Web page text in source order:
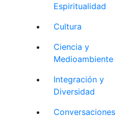
Espiritualidad
Cultura
Ciencia y
Medioambiente
Integración y
Diversidad
Conversaciones